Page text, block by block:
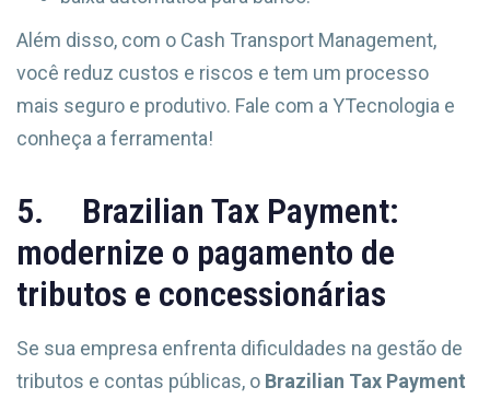
Além disso, com o Cash Transport Management,
você reduz custos e riscos e tem um processo
mais seguro e produtivo. Fale com a YTecnologia e
conheça a ferramenta!
5. Brazilian Tax Payment:
modernize o pagamento de
tributos e concessionárias
Se sua empresa enfrenta dificuldades na gestão de
tributos e contas públicas, o Brazilian Tax Payment